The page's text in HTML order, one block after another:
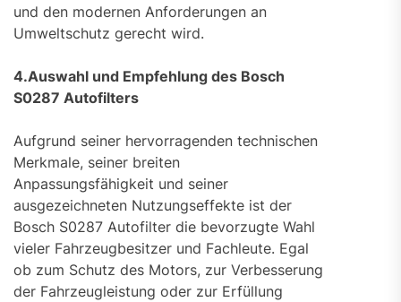
und den modernen Anforderungen an
Umweltschutz gerecht wird.
4.Auswahl und Empfehlung des Bosch
S0287 Autofilters
Aufgrund seiner hervorragenden technischen
Merkmale, seiner breiten
Anpassungsfähigkeit und seiner
ausgezeichneten Nutzungseffekte ist der
Bosch S0287 Autofilter die bevorzugte Wahl
vieler Fahrzeugbesitzer und Fachleute. Egal
ob zum Schutz des Motors, zur Verbesserung
der Fahrzeugleistung oder zur Erfüllung